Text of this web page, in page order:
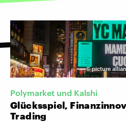
©picture
Polymarket und Kalshi
Glücksspiel,
Trading